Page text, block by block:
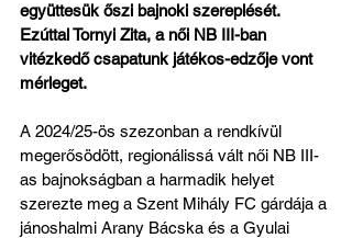
együttesük őszi bajnoki szereplését.
Ezúttal Tornyi Zita, a női NB III-ban
vitézkedő csapatunk játékos-edzője vont
mérleget.
A 2024/25-ös szezonban a rendkívül
megerősödött, regionálissá vált női NB III-
as bajnokságban a harmadik helyet
szerezte meg a Szent Mihály FC gárdája a
jánoshalmi Arany Bácska és a Gyulai